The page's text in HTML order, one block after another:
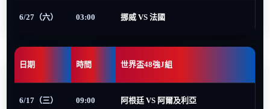
6/27（六） 03:00 挪威 VS 法國
日期 時間 世界盃48強J組
6/17（三） 09:00 阿根廷 VS 阿爾及利亞